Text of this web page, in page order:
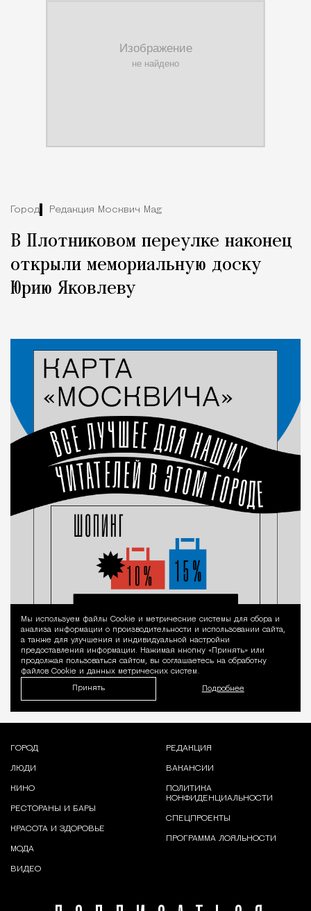
Город Редакция Москвич Mag
В Плотниковом переулке наконец
открыли мемориальную доску
Юрию Яковлеву
Уведомление
Мы используем файлы Сookie и метрические системы для сбора и
анализа информации о производительности и использовании сайта,
а также для улучшения и индивидуальной настройки
предоставления информации. Нажимая кнопку «Принять» или
продолжая пользоваться сайтом, вы соглашаетесь на обработку
файлов Cookie и данных метрических систем.
Принять Подробнее
ГОРОД
ЛЮДИ
КИНО
РЕСТОРАНЫ И БАРЫ
КРАСОТА И ЗДОРОВЬЕ
МОДА
ВИДЕО
РЕДАКЦИЯ
ВАКАНСИИ
ПОЛИТИКА
КОНФИДЕНЦИАЛЬНОСТИ
СПЕЦПРОЕКТЫ
ПРОГРАММА ЛОЯЛЬНОСТИ